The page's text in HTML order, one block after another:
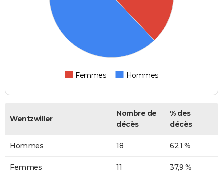
Femmes Hommes
Wentzwiller
Nombre de
décès
% des
décès
Hommes 18 62,1 %
Femmes 11 37,9 %